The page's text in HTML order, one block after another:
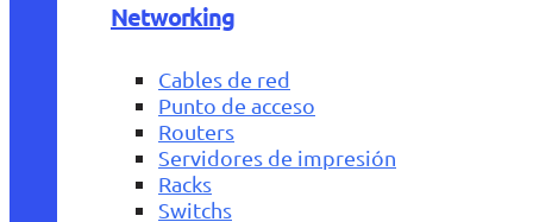
Networking
Cables de red
Punto de acceso
Routers
Servidores de impresión
Racks
Switchs